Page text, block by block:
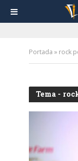
Portada » rock
Tema -